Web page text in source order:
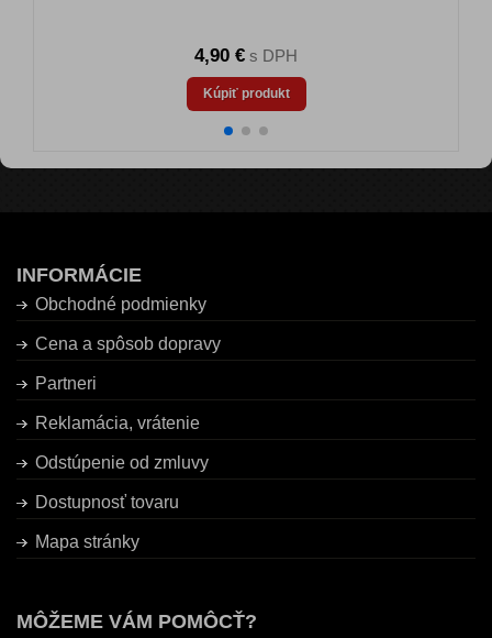
4,90 € s DPH
Kúpiť produkt
INFORMÁCIE
Obchodné podmienky
Cena a spôsob dopravy
Partneri
Reklamácia, vrátenie
Odstúpenie od zmluvy
Dostupnosť tovaru
Mapa stránky
MÔŽEME VÁM POMÔCŤ?